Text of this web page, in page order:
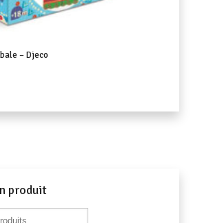
– Djeco
produit